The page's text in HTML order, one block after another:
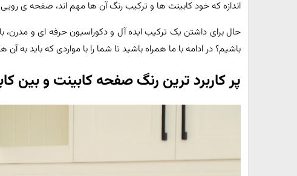
اندازه که خود کابینت ها و ترکیب رنگ آن ها مهم اند، صفحه ی
حال برای داشتن یک ترکیب ایده آل و دکوراسیون حرفه ای و مدرن،
باشیم؟ در ادامه با ما همراه باشید تا شما را با مواردی که باید به
پر کاربرد ترین رنگ صفحه کابینت و بین